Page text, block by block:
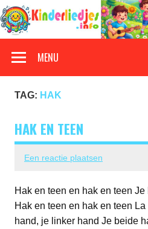
Doorgaan
naar
inhoud
MENU
TAG: HAK
HAK EN TEEN
Een reactie plaatsen
Hak en teen en hak en teen
Hak en teen en hak en teen
hand, je linker hand Je beide